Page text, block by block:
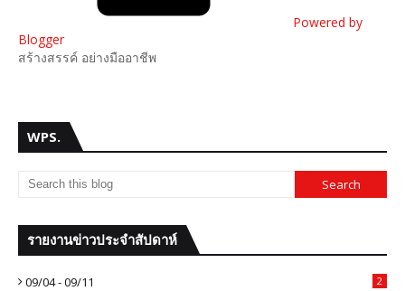
Powered by
Blogger
สร้างสรรค์ อย่างมืออาชีพ
WPS.
รายงานข่าวประจำสัปดาห์
09/04 - 09/11 2